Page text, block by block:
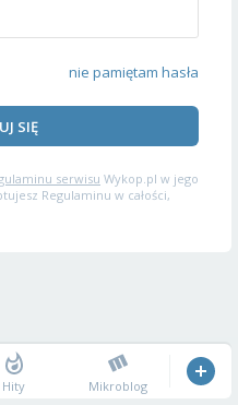
nie pamiętam hasła
SIĘ
serwisu Wykop.pl w jego
Regulaminu w całości,
Hity Mikroblog